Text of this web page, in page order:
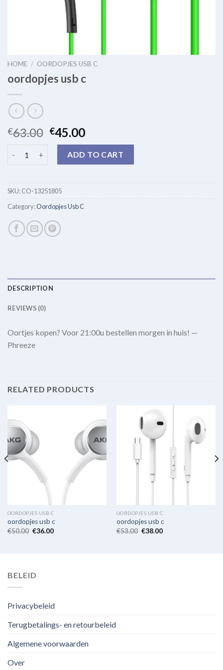
HOME / OORDOPJES USB C
oordopjes usb c
€63.00 €45.00
oordopjes usb c quantityADD TO CART
SKU:CO-13251805
Category:Oordopjes Usb C
DESCRIPTION
REVIEWS (0)
Oortjes kopen? Voor 21:00u bestellen morgen in huis! —
Phreeze
RELATED PRODUCTS
OORDOPJES USB C
oordopjes usb c
€50.00 €36.00
OORDOPJES USB C
oordopjes usb c
€53.00 €38.00
BELEID
Privacybeleid
Terugbetalings- en retourbeleid
Algemene voorwaarden
Over